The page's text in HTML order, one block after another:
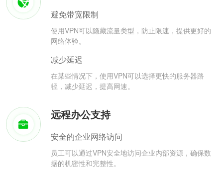
避免带宽限制
使用VPN可以隐藏流量类型，防止限速，提供更好的
网络体验。
减少延迟
在某些情况下，使用VPN可以选择更快的服务器路
径，减少延迟，提高网速。
远程办公支持
安全的企业网络访问
员工可以通过VPN安全地访问企业内部资源，确保数
据的机密性和完整性。